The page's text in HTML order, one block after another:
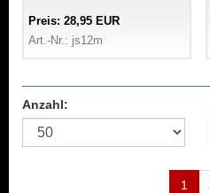
Preis: 28,95 EUR
Art.-Nr.: js12m
Anzahl:
1